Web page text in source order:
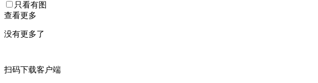
只看有图
查看更多
没有更多了
扫码下载客户端